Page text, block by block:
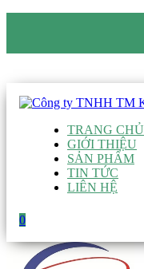
TRANG CHỦ
GIỚI THIỆU
SẢN PHẨM
TIN TỨC
LIÊN HỆ
0